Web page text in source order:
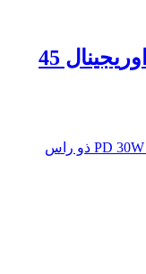
شاحن سامسونج سيمي اوريجينال 45